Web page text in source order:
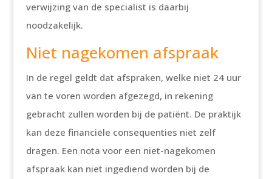
verwijzing van de specialist is daarbij
noodzakelijk.
Niet nagekomen afspraak
In de regel geldt dat afspraken, welke niet 24 uur
van te voren worden afgezegd, in rekening
gebracht zullen worden bij de patiënt. De praktijk
kan deze financiële consequenties niet zelf
dragen. Een nota voor een niet-nagekomen
afspraak kan niet ingediend worden bij de